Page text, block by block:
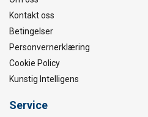
Kontakt oss
Betingelser
Personvernerklæring
Cookie Policy
Kunstig Intelligens
Service